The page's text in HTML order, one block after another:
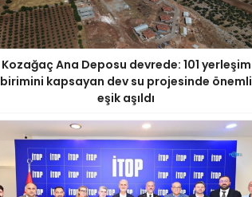
Kozağaç Ana Deposu devrede: 101 yerleşim
birimini kapsayan dev su projesinde önemli
eşik aşıldı